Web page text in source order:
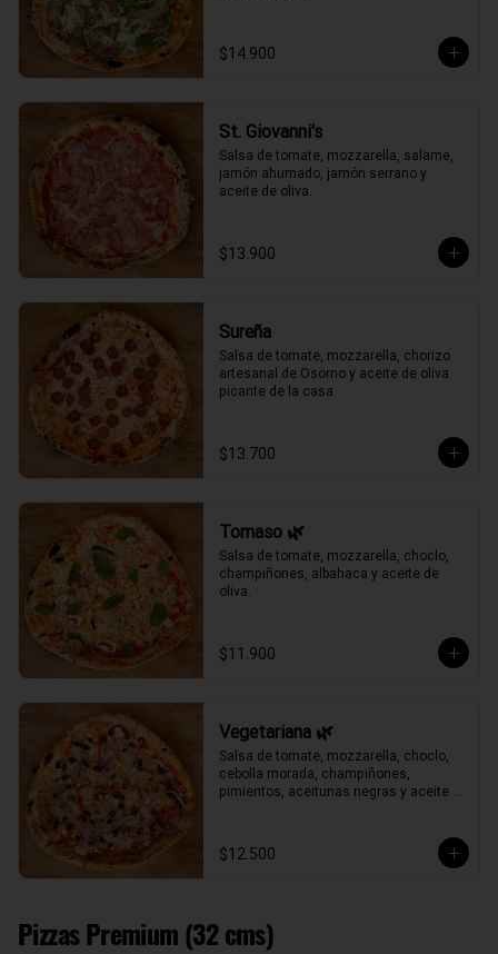
$14.900
St. Giovanni's
Salsa de tomate, mozzarella, salame,
jamón ahumado, jamón serrano y
aceite de oliva.
$13.900
Sureña
Salsa de tomate, mozzarella, chorizo
artesanal de Osorno y aceite de oliva
picante de la casa.
$13.700
Tomaso 🌿
Salsa de tomate, mozzarella, choclo,
champiñones, albahaca y aceite de
oliva.
$11.900
Vegetariana 🌿
Salsa de tomate, mozzarella, choclo,
cebolla morada, champiñones,
pimientos, aceitunas negras y aceite
$12.500
Pizzas Premium (32 cms)